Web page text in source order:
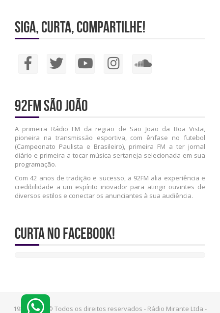
Siga, Curta, Compartilhe!
92FM São João
A primeira Rádio FM da região de São João da Boa Vista,
pioneira na transmissão esportiva, com ênfase no futebol
(Campeonato Paulista e Brasileiro), primeira FM a ter jornal
diário e primeira a tocar música sertaneja selecionada em sua
programação.
Com 42 anos de tradição e sucesso, a 92FM alia experiência e
credibilidade a um espírito inovador para atingir ouvintes de
diversos estilos e conectar os anunciantes à sua audiência.
Curta no Facebook!
1981 - 2026 © Todos os direitos reservados - Rádio Mirante Ltda -